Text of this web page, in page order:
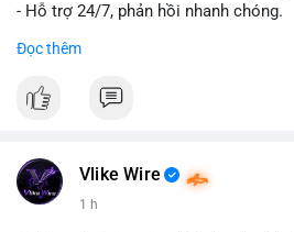
- Hỗ trợ 24/7, phản hồi nhanh chóng.
nay:
📧 Email: localpvashop@gmail.com
Đọc thêm
Vlike Wire
1 h